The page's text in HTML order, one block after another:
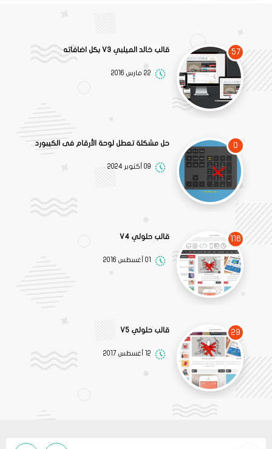
57 قالب خالد الميلبي V3 بكل اضافاته
22 مارس 2016
0 حل مشكلة تعطل لوحة الأرقام فى الكيبورد
09 أكتوبر 2024
116 قالب حلولي V4
01 أغسطس 2016
29 قالب حلولي V5
12 أغسطس 2017